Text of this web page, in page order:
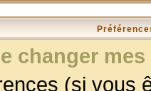
changer
(si vous